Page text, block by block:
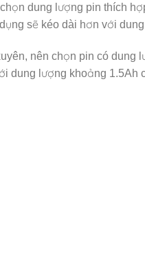
dung lượng pin thích
sẽ kéo dài hơn với
nên chọn pin có
dung lượng khoảng 1.5Ah